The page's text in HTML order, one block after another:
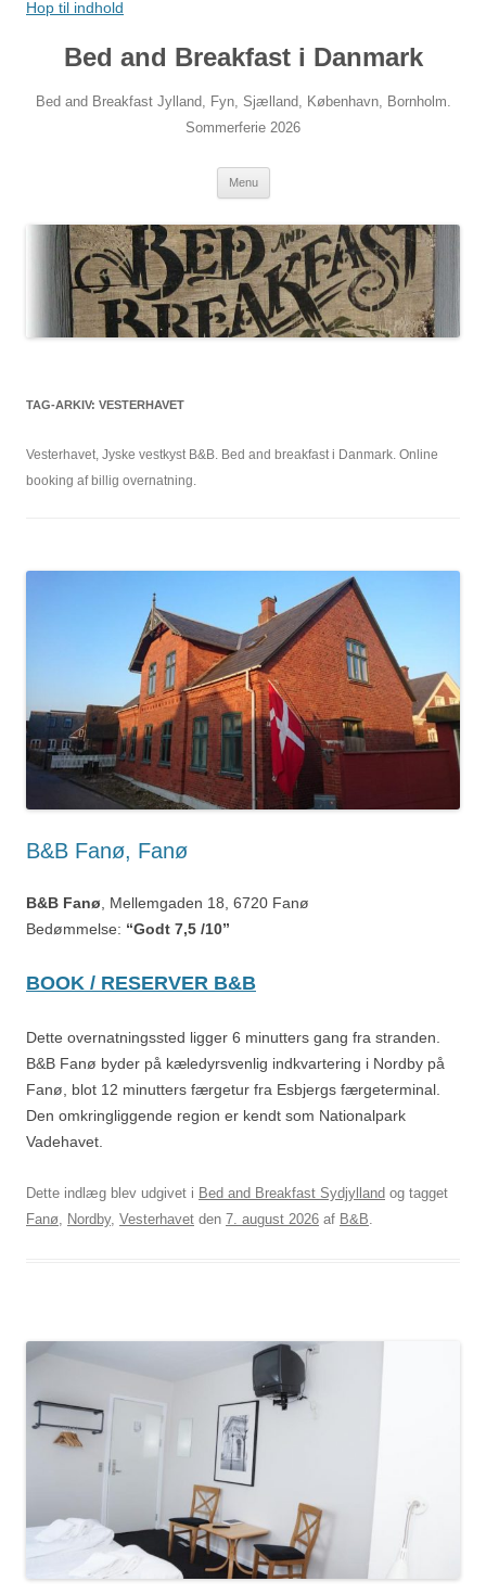
Hop til indhold
Bed and Breakfast i Danmark
Bed and Breakfast Jylland, Fyn, Sjælland, København, Bornholm.
Sommerferie 2026
Menu
TAG-ARKIV: VESTERHAVET
Vesterhavet, Jyske vestkyst B&B. Bed and breakfast i Danmark. Online
booking af billig overnatning.
B&B Fanø, Fanø
B&B Fanø , Mellemgaden 18, 6720 Fanø
Bedømmelse: “Godt 7,5 /10”
BOOK / RESERVER B&B
Dette overnatningssted ligger 6 minutters gang fra stranden.
B&B Fanø byder på kæledyrsvenlig indkvartering i Nordby på
Fanø, blot 12 minutters færgetur fra Esbjergs færgeterminal.
Den omkringliggende region er kendt som Nationalpark
Vadehavet.
Dette indlæg blev udgivet i Bed and Breakfast Sydjylland og tagget
Fanø Nordby, Vesterhavet den 7. august 2026 af B&B